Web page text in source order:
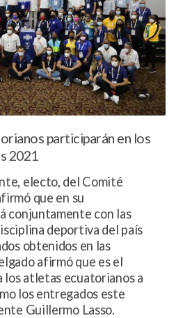
participarán en los
2021
electo, del Comité
que en su
conjuntamente con las
deportiva del país
obtenidos en las
afirmó que es el
los atletas ecuatorianos a
los entregados este
Guillermo Lasso.